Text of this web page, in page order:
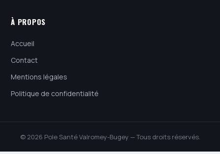
À PROPOS
Accueil
Contact
Mentions légales
Politique de confidentialité
© 2026 Pole Santé Valromey-Bugey — Tous droits réservés.